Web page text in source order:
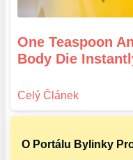
One Teaspoon
Body Die
O Portálu Bylinky